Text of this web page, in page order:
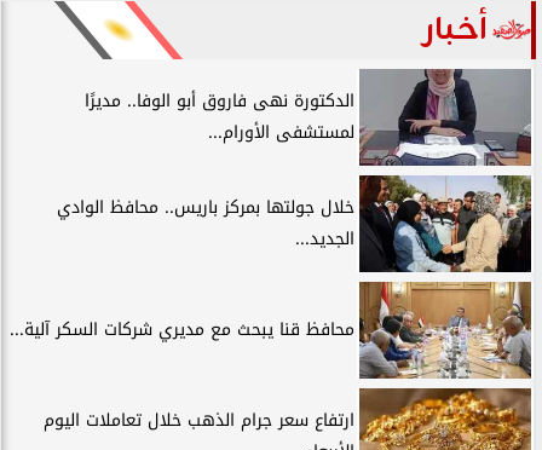
أخبار
الدكتورة نهى فاروق أبو الوفا.. مديرًا
لمستشفى الأورام...
خلال جولتها بمركز باريس.. محافظ الوادي
الجديد...
محافظ قنا يبحث مع مديري شركات السكر آلية...
ارتفاع سعر جرام الذهب خلال تعاملات اليوم